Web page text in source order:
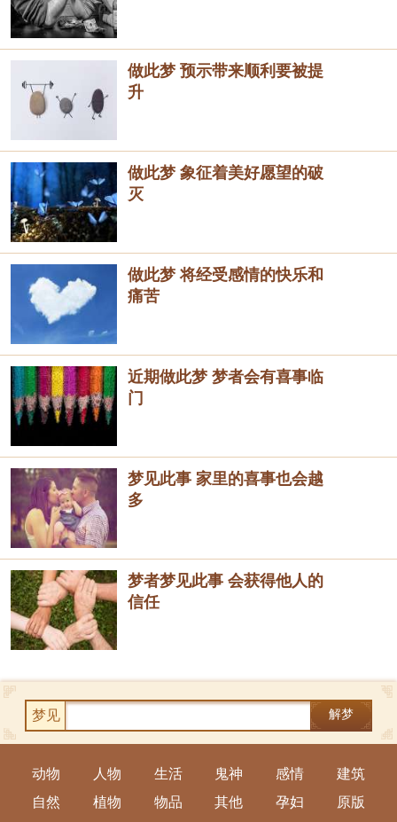
做此梦 预示带来顺利要被提
升
做此梦 象征着美好愿望的破
灭
做此梦 将经受感情的快乐和
痛苦
近期做此梦 梦者会有喜事临
门
梦见此事 家里的喜事也会越
多
梦者梦见此事 会获得他人的
信任
梦见 解梦
动物 人物 生活 鬼神 感情
建筑
自然
植物 物品 其他 孕妇 原版